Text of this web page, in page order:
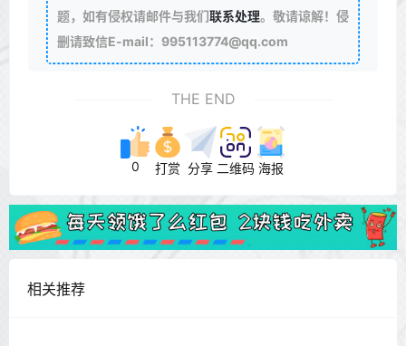
题，如有侵权请邮件与我们联系处理。敬请谅解！侵
删请致信E-mail：995113774@qq.com
THE END
0 打赏 分享 二维码 海报
相关推荐